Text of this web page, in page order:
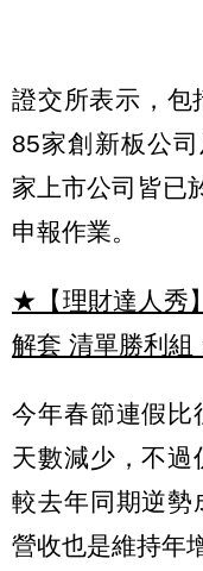
證交所表示，包
85家創新板公
家上市公司皆已
申報作業。
★【理財達人秀
解套 清單勝利組
今年春節連假比
天數減少，不過
較去年同期逆勢
營收也是維持年